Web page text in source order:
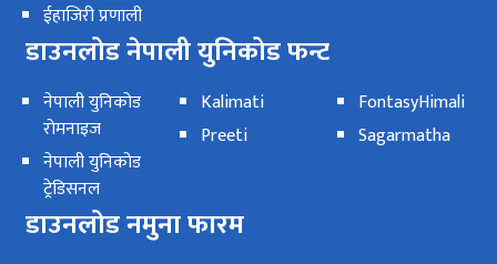
ईहाजिरी प्रणाली
डाउनलोड नेपाली युनिकोड फन्ट
नेपाली युनिकोड
रोमनाइज
नेपाली युनिकोड
ट्रेडिसनल
Kalimati
Preeti
FontasyHimali
Sagarmatha
डाउनलोड नमुना फारम